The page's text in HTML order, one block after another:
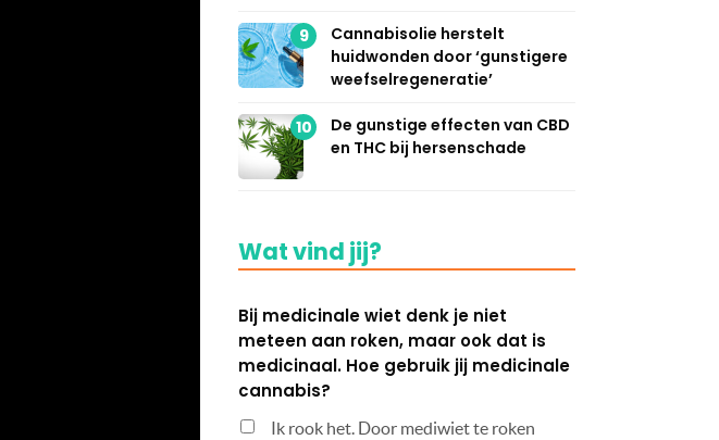
9
Cannabisolie herstelt
huidwonden door ‘gunstigere
weefselregeneratie’
10
De gunstige effecten van CBD
en THC bij hersenschade
Wat vind jij?
Bij medicinale wiet denk je niet
meteen aan roken, maar ook dat is
medicinaal. Hoe gebruik jij medicinale
cannabis?
Ik rook het. Door mediwiet te roken